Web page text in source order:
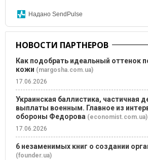
Надано SendPulse
НОВОСТИ ПАРТНЕРОВ
Как подобрать идеальный оттенок
кожи (margosha.com.ua)
17.06.2026
Украинская баллистика, частичная
выплаты военным. Главное из
обороны Федорова (economist.com.ua)
17.06.2026
6 незаменимых книг о создании
(founder.ua)